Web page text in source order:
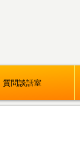
質問談話室